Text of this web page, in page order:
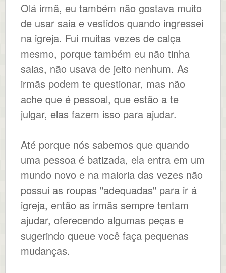
Olá irmã, eu também não gostava muito
de usar saia e vestidos quando ingressei
na igreja. Fui muitas vezes de calça
mesmo, porque também eu não tinha
saias, não usava de jeito nenhum. As
irmãs podem te questionar, mas não
ache que é pessoal, que estão a te
julgar, elas fazem isso para ajudar.
Até porque nós sabemos que quando
uma pessoa é batizada, ela entra em um
mundo novo e na maioria das vezes não
possui as roupas "adequadas" para ir á
igreja, então as irmãs sempre tentam
ajudar, oferecendo algumas peças e
sugerindo queue você faça pequenas
mudanças.